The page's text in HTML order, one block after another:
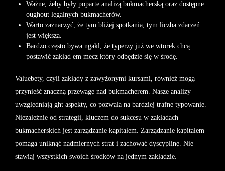
Ważne, żeby były poparte analizą bukmacherską oraz dostępne
oughout legalnych bukmacherów.
Warto zaznaczyć, że tym bliżej spotkania, tym liczba zdarzeń
jest większa.
Bardzo często bywa ngakl, że typerzy już we wtorek chcą
postawić zakład em mecz który odbędzie się w środę.
Valuebety, czyli zakłady z zawyżonymi kursami, również mogą
przynieść znaczną przewagę nad bukmacherem. Nasze analizy
uwzględniają ght aspekty, co pozwala na bardziej trafne typowanie.
Niezależnie od strategii, kluczem do sukcesu w zakładach
bukmacherskich jest zarządzanie kapitałem. Zarządzanie kapitałem
pomaga uniknąć nadmiernych strat i zachować dyscyplinę. Nie
stawiaj wszystkich swoich środków na jednym zakładzie.